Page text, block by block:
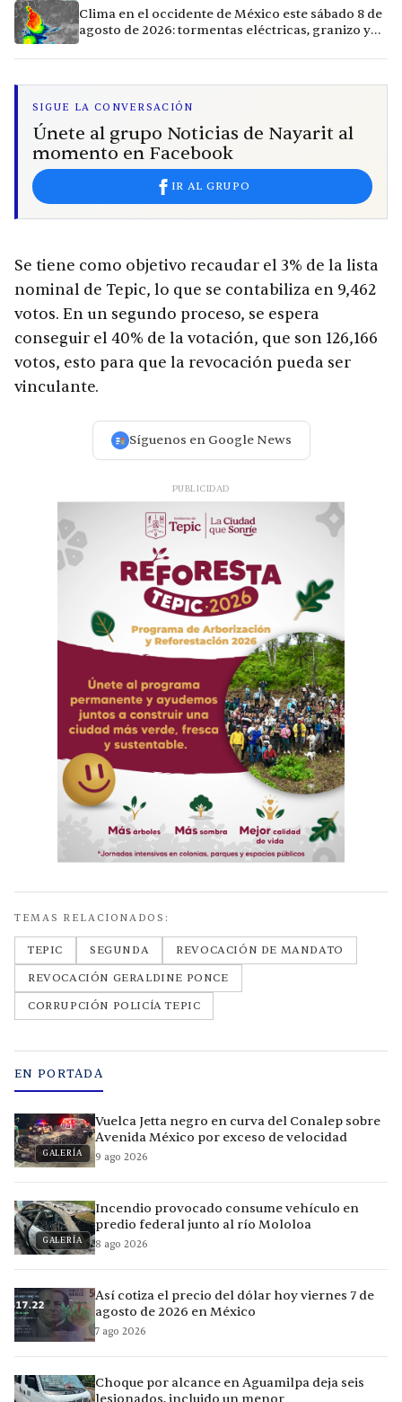
Clima en el occidente de México este sábado 8 de
agosto de 2026: tormentas eléctricas, granizo y
SIGUE LA CONVERSACIÓN
Únete al grupo Noticias de Nayarit al
momento en Facebook
IR AL GRUPO
Se tiene como objetivo recaudar el 3% de la lista
nominal de Tepic, lo que se contabiliza en 9,462
votos. En un segundo proceso, se espera
conseguir el 40% de la votación, que son 126,166
votos, esto para que la revocación pueda ser
vinculante.
Síguenos en Google News
PUBLICIDAD
TEMAS RELACIONADOS:
TEPIC SEGUNDA
REVOCACIÓN DE MANDATO
REVOCACIÓN GERALDINE PONCE
CORRUPCIÓN POLICÍA TEPIC
EN PORTADA
GALERÍA
Vuelca Jetta negro en curva del Conalep sobre
Avenida México por exceso de velocidad
9 ago 2026
GALERÍA
Incendio provocado consume vehículo en
predio federal junto al río Mololoa
8 ago 2026
Así cotiza el precio del dólar hoy viernes 7 de
agosto de 2026 en México
7 ago 2026
Choque por alcance en Aguamilpa deja seis